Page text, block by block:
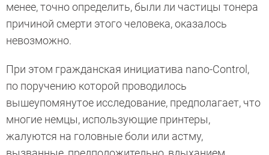
менее, точно определить, были ли частицы тонера
причиной смерти этого человека, оказалось
невозможно.
При этом гражданская инициатива nano-Control,
по поручению которой проводилось
вышеупомянутое исследование, предполагает, что
многие немцы, использующие принтеры,
жалуются на головные боли или астму,